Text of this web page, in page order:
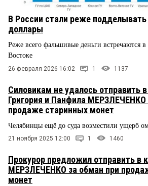
В России стали реже
доллары
Реже всего фальшивые деньги встречаются
Востоке
26 февраля 2026 16:02 1 1137
Силовикам не удалось отправить
Григория и Панфила МЕРЗЛЕЧЕНКО
продаже старинных монет
Челябинцы ещё до суда возместили ущерб
21 ноября 2025 12:00 1 1460
Прокурор предложил отправить в
МЕРЗЛЕЧЕНКО за обман при
монет